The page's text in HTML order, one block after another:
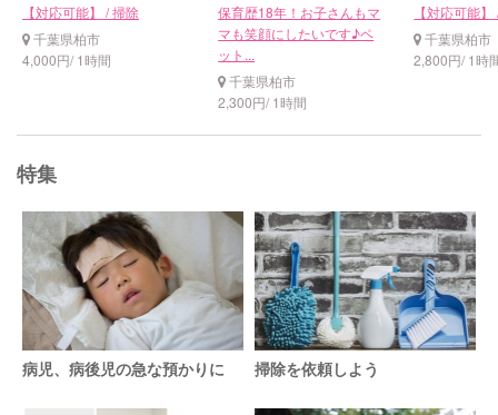
【対応可能】 / 掃除
千葉県柏市
4,000円/ 1時間
保育歴18年！お子さんもマ
マも笑顔にしたいです♪ペ
ット...
千葉県柏市
2,300円/ 1時間
【対応可能
千葉県柏市
2,800円/ 1時
特集
病児、病後児の急な預かりに 掃除を依頼しよう